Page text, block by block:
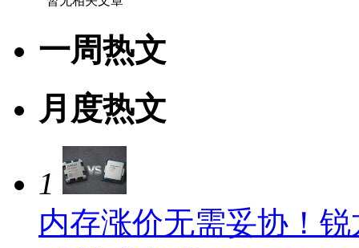
一周热文
月度热文
1
内存涨价无需妥协！